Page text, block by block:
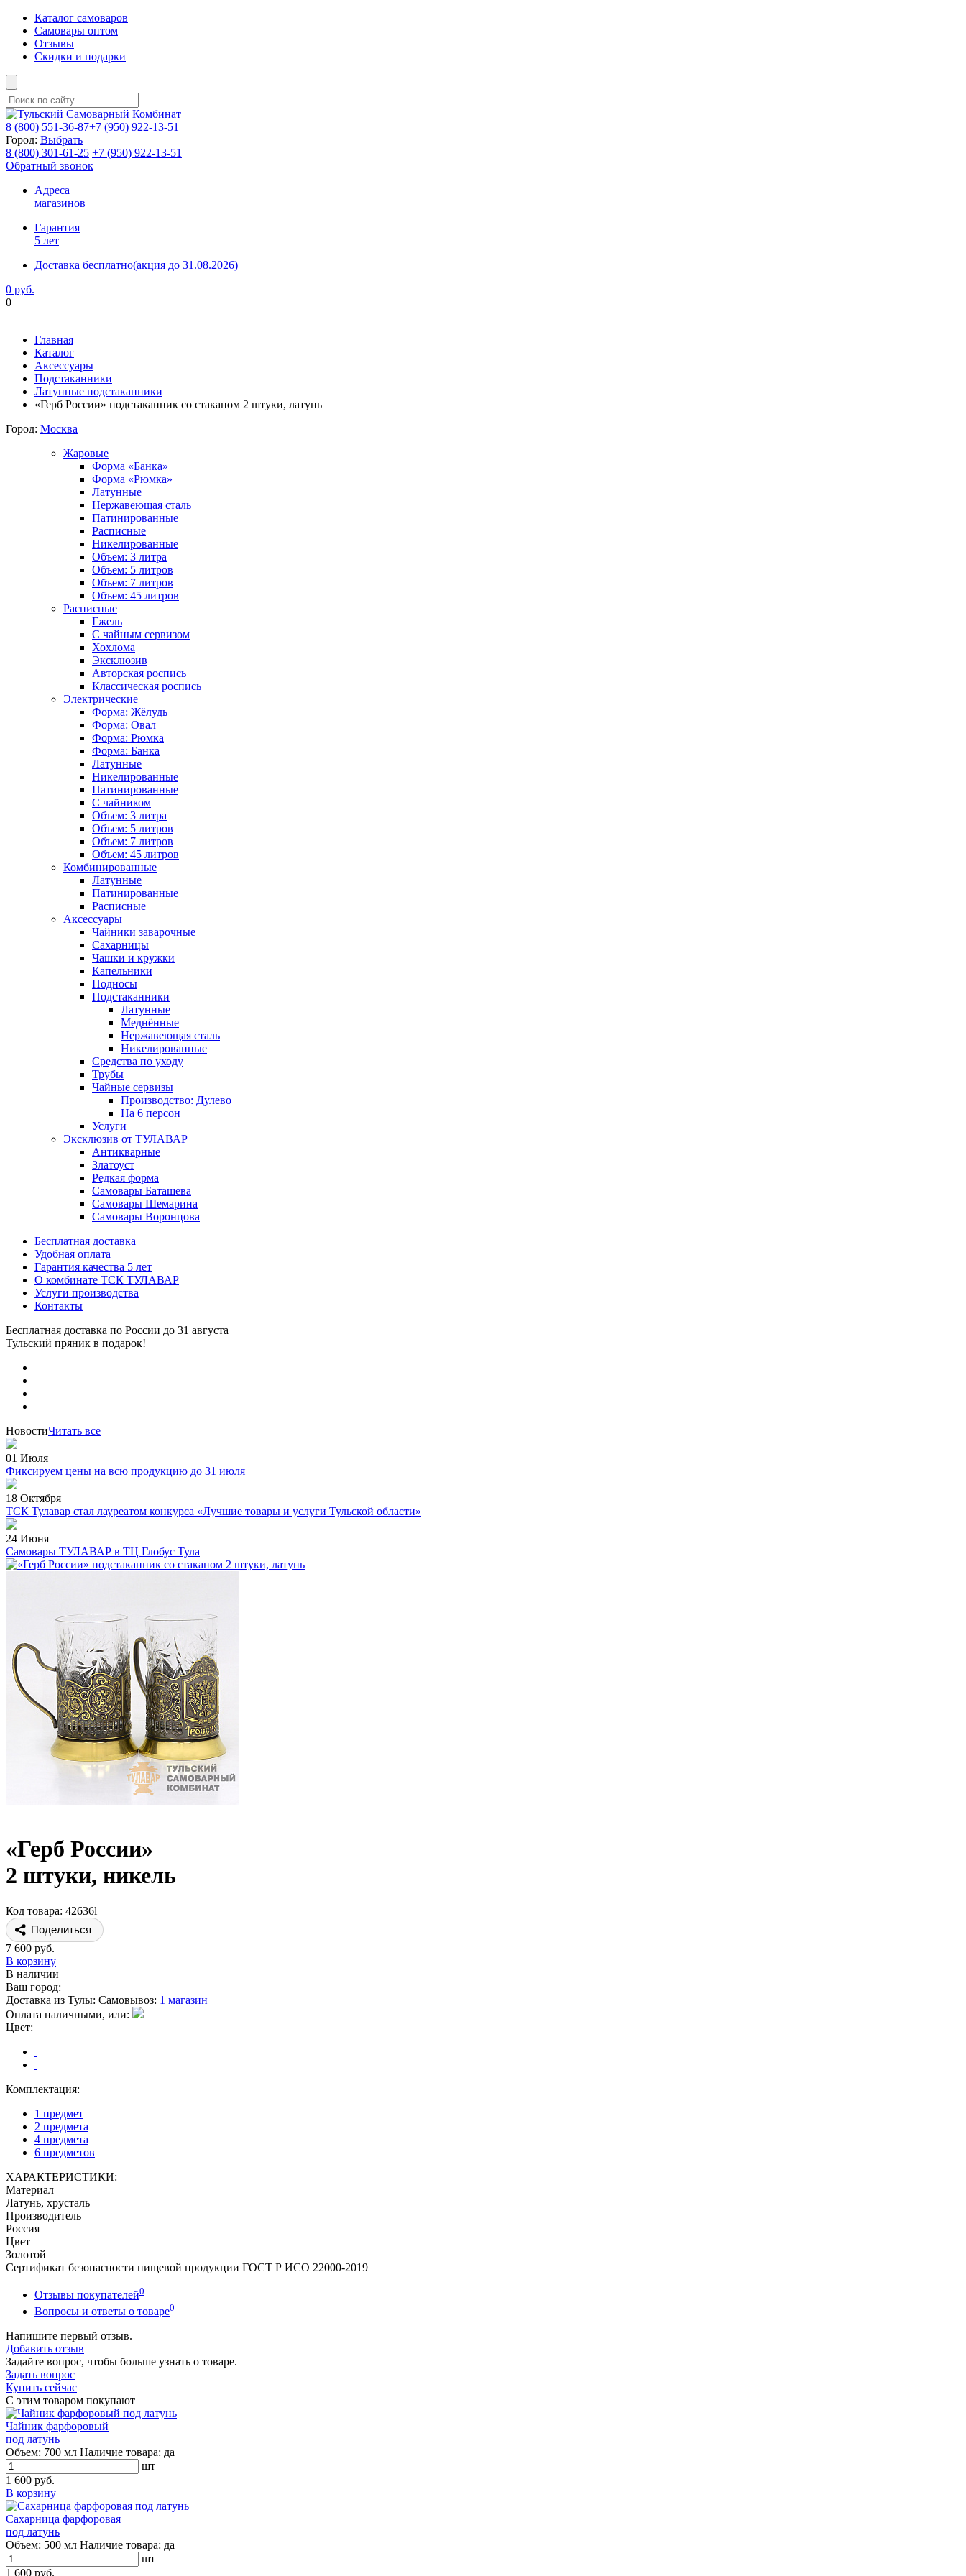
Каталог самоваров
Самовары оптом
Отзывы
Скидки и подарки
8 (800) 551-36-87+7 (950) 922-13-51
Город: Выбрать
8 (800) 301-61-25 +7 (950) 922-13-51
Обратный звонок
Адреса
магазинов
Гарантия
5 лет
Доставка бесплатно(акция до 31.08.2026)
0 руб.
0
Главная
Каталог
Аксессуары
Подстаканники
Латунные подстаканники
«Герб России» подстаканник со стаканом 2 штуки, латунь
Город: Москва
Жаровые
Форма «Банка»
Форма «Рюмка»
Латунные
Нержавеющая сталь
Патинированные
Расписные
Никелированные
Объем: 3 литра
Объем: 5 литров
Объем: 7 литров
Объем: 45 литров
Расписные
Гжель
С чайным сервизом
Хохлома
Эксклюзив
Авторская роспись
Классическая роспись
Электрические
Форма: Жёлудь
Форма: Овал
Форма: Рюмка
Форма: Банка
Латунные
Никелированные
Патинированные
С чайником
Объем: 3 литра
Объем: 5 литров
Объем: 7 литров
Объем: 45 литров
Комбинированные
Латунные
Патинированные
Расписные
Аксессуары
Чайники заварочные
Сахарницы
Чашки и кружки
Капельники
Подносы
Подстаканники
Латунные
Меднённые
Нержавеющая сталь
Никелированные
Средства по уходу
Трубы
Чайные сервизы
Производство: Дулево
На 6 персон
Услуги
Эксклюзив от ТУЛАВАР
Антикварные
Златоуст
Редкая форма
Самовары Баташева
Самовары Шемарина
Самовары Воронцова
Бесплатная доставка
Удобная оплата
Гарантия качества 5 лет
О комбинате ТСК ТУЛАВАР
Услуги производства
Контакты
Бесплатная доставка по России до 31 августа
Тульский пряник в подарок!
НовостиЧитать все
01 Июля
Фиксируем цены на всю продукцию до 31 июля
18 Октября
ТСК Тулавар стал лауреатом конкурса «Лучшие товары и услуги Тульской области»
24 Июня
Самовары ТУЛАВАР в ТЦ Глобус Тула
«Герб России»
2 штуки, никель
Код товара: 42636l
Поделиться
7 600 руб.
В корзину
В наличии
Ваш город:
Доставка из Тулы: Самовывоз: 1 магазин
Оплата наличными, или:
Цвет:
Комплектация:
1 предмет
2 предмета
4 предмета
6 предметов
ХАРАКТЕРИСТИКИ:
Материал
Латунь, хрусталь
Производитель
Россия
Цвет
Золотой
Сертификат безопасности пищевой продукции ГОСТ Р ИСО 22000-2019
Отзывы покупателей0
Вопросы и ответы о товаре0
Напишите первый отзыв.
Добавить отзыв
Задайте вопрос, чтобы больше узнать о товаре.
Задать вопрос
Купить сейчас
С этим товаром покупают
Чайник фарфоровый
под латунь
Объем: 700 мл Наличие товара: да
шт
1 600 руб.
В корзину
Сахарница фарфоровая
под латунь
Объем: 500 мл Наличие товара: да
шт
1 600 руб.